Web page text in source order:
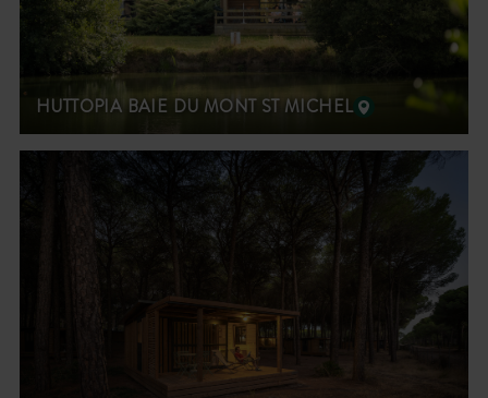
HUTTOPIA BAIE DU MONT ST MICHEL